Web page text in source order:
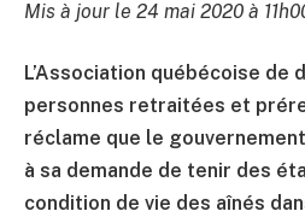
Mis à jour le 24 mai 2020 à
L’Association québécoise
personnes retraitées et
réclame que le
à sa demande de tenir des
condition de vie des aînés